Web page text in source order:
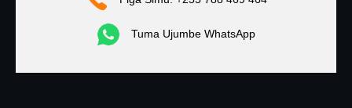
Tuma Ujumbe WhatsApp